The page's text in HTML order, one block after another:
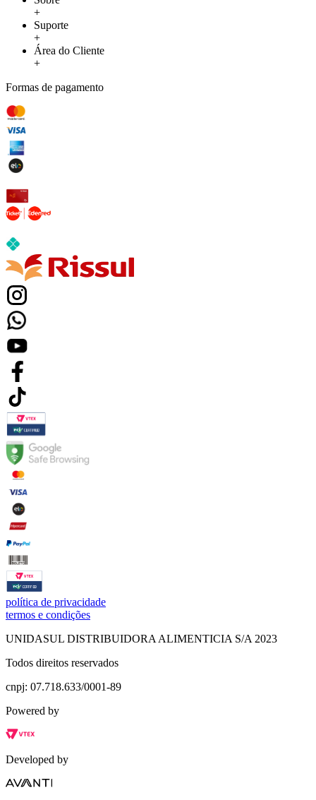
+
Suporte
+
Área do Cliente
+
Formas de pagamento
política de privacidade
termos e condições
UNIDASUL DISTRIBUIDORA ALIMENTICIA S/A 2023
Todos direitos reservados
cnpj: 07.718.633/0001-89
Powered by
Developed by